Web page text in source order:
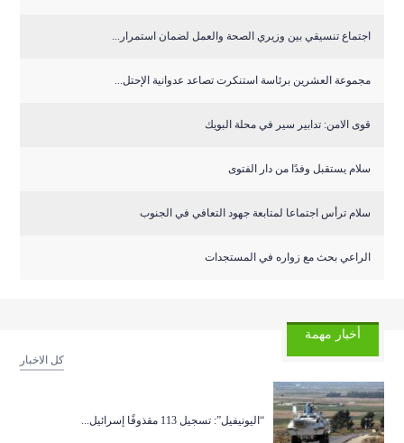
اجتماع تنسيقي بين وزيري الصحة والعمل لضمان استمرار...
مجموعة العشرين برئاسة استنكرت تصاعد عدوانية الإحتل...
قوى الامن: تدابير سير في محلة البويك
سلام يستقبل وفدًا من دار الفتوى
سلام ترأس اجتماعا لمتابعة جهود التعافي في الجنوب
الراعي بحث مع زواره في المستجدات
أخبار مهمة
كل الاخبار
“اليونيفيل”: تسجيل 113 مقذوفًا إسرائيل...